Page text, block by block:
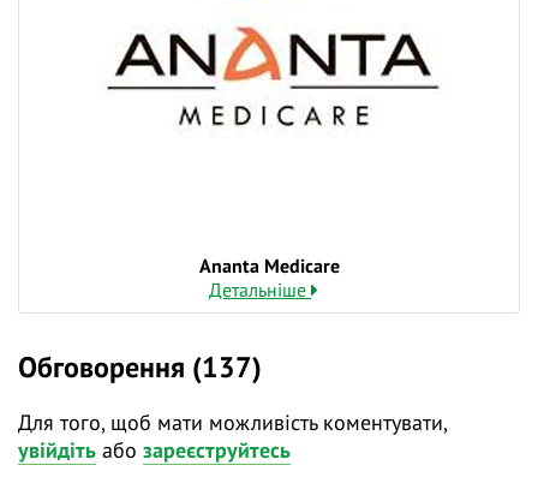
Ananta Medicare
Детальніше
Обговорення (137)
Для того, щоб мати можливість коментувати,
увійдіть або зареєструйтесь